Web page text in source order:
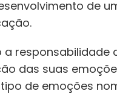
de
responsabilidade
das suas
de emoções